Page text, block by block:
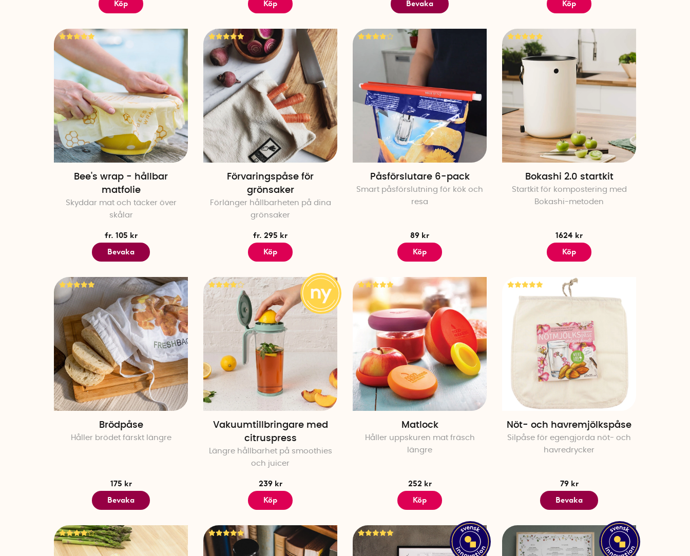
Köp
Köp
Bevaka
Köp
Bee's wrap - hållbar
matfolie
Skyddar mat och täcker över
skålar
fr. 105 kr
Bevaka
Förvaringspåse för
grönsaker
Förlänger hållbarheten på dina
grönsaker
fr. 295 kr
Köp
Påsförslutare 6-pack
Smart påsförslutning för kök och
resa
89 kr
Köp
Bokashi 2.0 startkit
Startkit för kompostering med
Bokashi-metoden
1624 kr
Köp
Brödpåse
Håller brödet färskt längre
175 kr
Bevaka
Vakuumtillbringare med
citruspress
Längre hållbarhet på smoothies
och juicer
239 kr
Köp
Matlock
Håller uppskuren mat fräsch
längre
252 kr
Köp
Nöt- och havremjölkspåse
Silpåse för egengjorda nöt- och
havredrycker
79 kr
Bevaka